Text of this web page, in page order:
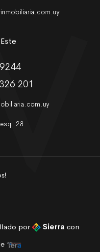
201
28
por Sierra con